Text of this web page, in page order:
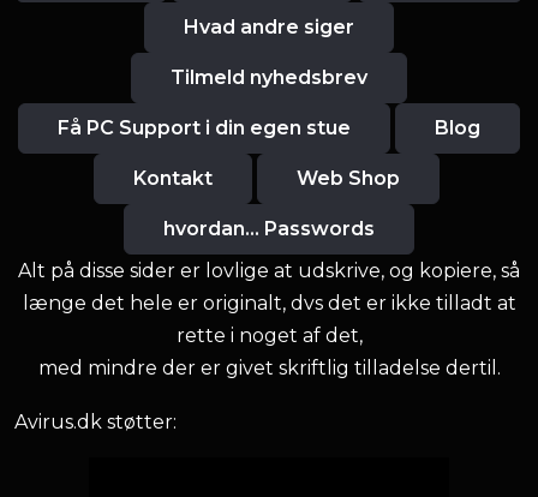
Hvad andre siger
Tilmeld nyhedsbrev
Få PC Support i din egen stue Blog
Kontakt Web Shop
hvordan... Passwords
Alt på disse sider er lovlige at udskrive, og kopiere, så
længe det hele er originalt, dvs det er ikke tilladt at
rette i noget af det,
med mindre der er givet skriftlig tilladelse dertil.
Avirus.dk støtter: